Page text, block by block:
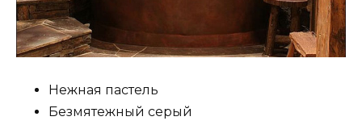
Нежная пастель
Безмятежный серый